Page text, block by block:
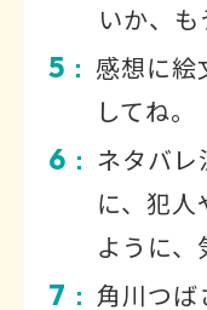
いか、も
5 ： 感想に絵
してね。
6 ： ネタバ
に、犯
ように、
7 ： 角川つ